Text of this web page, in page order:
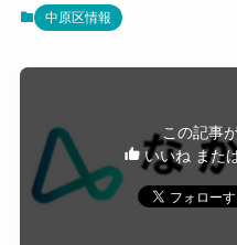
中原区情報
この記事
いいね また